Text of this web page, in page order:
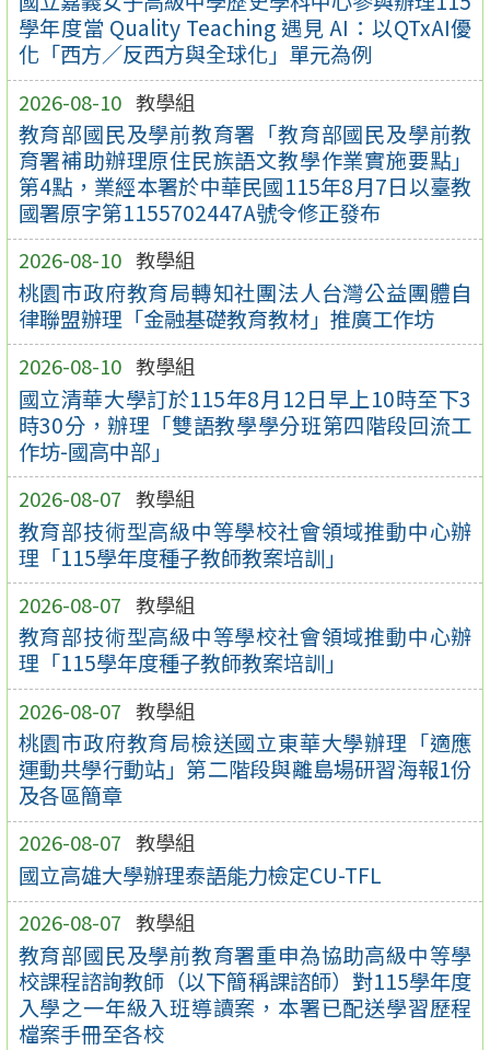
學年度當 Quality Teaching 遇見 AI：以QTxAI優
化「西方／反西方與全球化」單元為例
2026-08-10 教學組
教育部國民及學前教育署「教育部國民及學前教
育署補助辦理原住民族語文教學作業實施要點」
第4點，業經本署於中華民國115年8月7日以臺教
國署原字第1155702447A號令修正發布
2026-08-10 教學組
桃園市政府教育局轉知社團法人台灣公益團體自
律聯盟辦理「金融基礎教育教材」推廣工作坊
2026-08-10 教學組
國立清華大學訂於115年8月12日早上10時至下3
時30分，辦理「雙語教學學分班第四階段回流工
作坊-國高中部」
2026-08-07 教學組
教育部技術型高級中等學校社會領域推動中心辦
理「115學年度種子教師教案培訓」
2026-08-07 教學組
教育部技術型高級中等學校社會領域推動中心辦
理「115學年度種子教師教案培訓」
2026-08-07 教學組
桃園市政府教育局檢送國立東華大學辦理「適應
運動共學行動站」第二階段與離島場研習海報1份
及各區簡章
2026-08-07 教學組
國立高雄大學辦理泰語能力檢定CU-TFL
2026-08-07 教學組
教育部國民及學前教育署重申為協助高級中等學
校課程諮詢教師（以下簡稱課諮師）對115學年度
入學之一年級入班導讀案，本署已配送學習歷程
檔案手冊至各校